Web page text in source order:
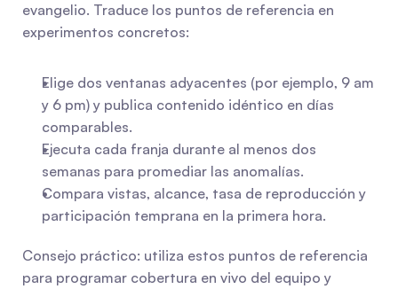
evangelio. Traduce los puntos de referencia en
experimentos concretos:
Elige dos ventanas adyacentes (por ejemplo, 9 am
y 6 pm) y publica contenido idéntico en días
comparables.
Ejecuta cada franja durante al menos dos
semanas para promediar las anomalías.
Compara vistas, alcance, tasa de reproducción y
participación temprana en la primera hora.
Consejo práctico: utiliza estos puntos de referencia
para programar cobertura en vivo del equipo y